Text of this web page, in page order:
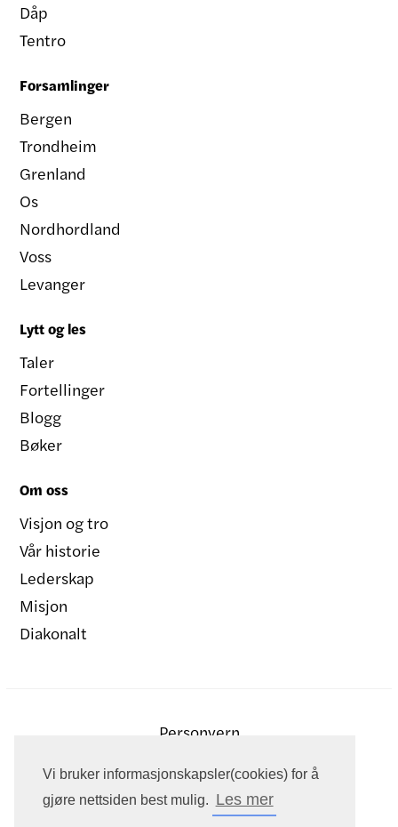
Vi bruker informasjonskapsler(cookies) for å
gjøre nettsiden best mulig. Les mer
Dåp
Tentro
Forsamlinger
Bergen
Trondheim
Grenland
Os
Nordhordland
Voss
Levanger
Lytt og les
Taler
Fortellinger
Blogg
Bøker
Om oss
Visjon og tro
Vår historie
Lederskap
Misjon
Diakonalt
Personvern